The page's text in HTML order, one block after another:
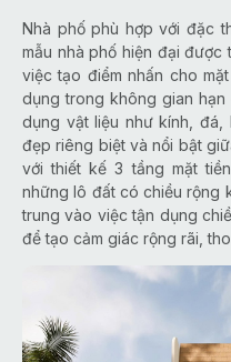
Nhà phố phù hợp với đặc
mẫu nhà phố hiện đại được
việc tạo điểm nhấn cho
dụng trong không gian
dụng vật liệu như kính,
đẹp riêng biệt và nổi bật
với thiết kế 3 tầng mặt
những lô đất có chiều rộng
trung vào việc tận dụng
để tạo cảm giác rộng rãi,